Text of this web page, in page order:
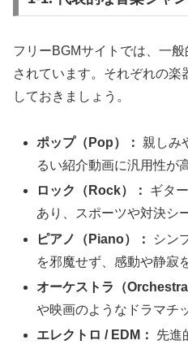
フリーBGMサイトでは、一
されています。それぞれの
しておきましょう。
ポップ（Pop）：
親しみ
るい紹介動画に汎用性が
ロック（Rock）：
ギタ
あり、スポーツや対決シ
ピアノ（Piano）：
シン
を邪魔せず、感動や静寂
オーケストラ（Orchestra
や映画のようなドラマチ
エレクトロ / EDM：
先進